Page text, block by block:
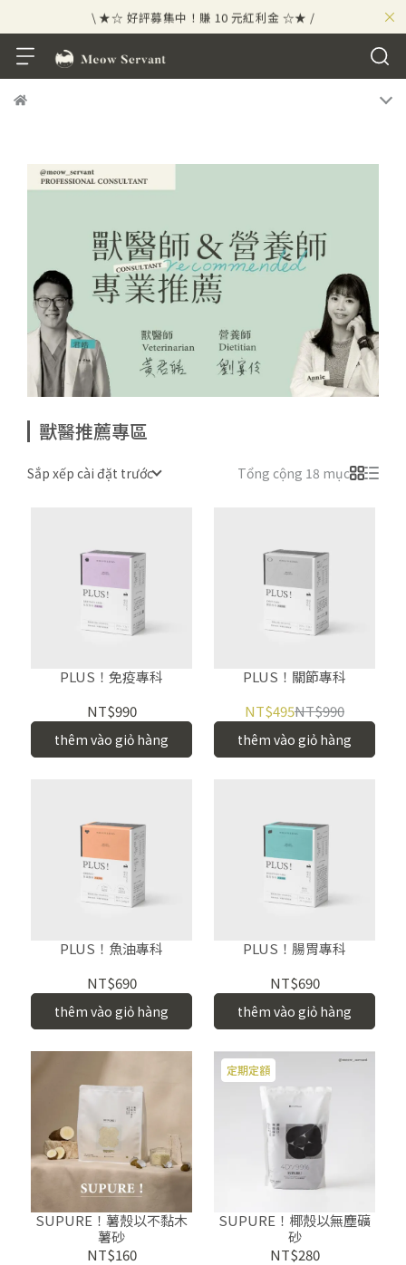
×
\ ★☆ 好評募集中！賺 10 元紅利金 ☆★ /
⟡⣠𝘄𝗲𝗹𝗰𝗼𝗺𝗲 ⁘ 新會員贈 50 元紅利金
\ ★☆ 好評募集中！賺 10 元紅利金 ☆★ /
獸醫推薦專區
Sắp xếp cài đặt trước Tổng cộng 18 mục
PLUS！免疫專科
NT$990
thêm vào giỏ hàng
PLUS！關節專科
NT$495NT$990
thêm vào giỏ hàng
PLUS！魚油專科
NT$690
thêm vào giỏ hàng
PLUS！腸胃專科
NT$690
thêm vào giỏ hàng
SUPURE！薯殼以不黏木
薯砂
NT$160
定期定額
SUPURE！椰殼以無塵礦
砂
NT$280